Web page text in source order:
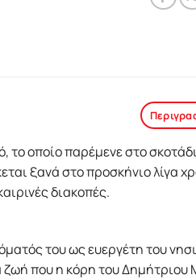
το οποίο παρέµενε στο
ξανά στο προσκήνιο λίγα
διακοπές.
του ως ευεργέτη του
ζωή που η κόρη του